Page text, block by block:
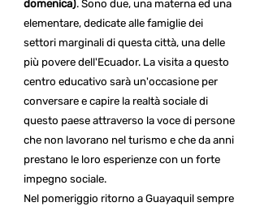
domenica). Sono due, una materna ed una
elementare, dedicate alle famiglie dei
settori marginali di questa città, una delle
più povere dell'Ecuador. La visita a questo
centro educativo sarà un'occasione per
conversare e capire la realtà sociale di
questo paese attraverso la voce di persone
che non lavorano nel turismo e che da anni
prestano le loro esperienze con un forte
impegno sociale.
Nel pomeriggio ritorno a Guayaquil sempre